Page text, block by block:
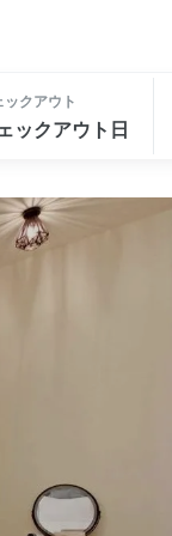
ックアウト
ックアウト日